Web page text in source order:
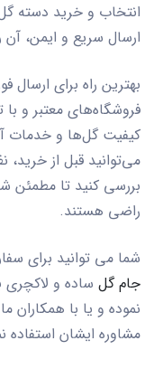
انتخاب و خرید دسته
ارسال سریع و ایمن، آن
بهترین راه برای
فروشگاه‌های معتبر و
کیفیت گل‌ها و خدمات
می‌توانید قبل از
بررسی کنید تا مطمئن
راضی هستند.
شما می توانید برای
جام گل
مشاوره ایشان استفاده